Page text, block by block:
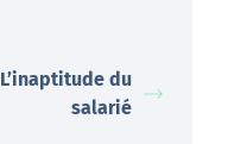
L’inaptitude du
salarié